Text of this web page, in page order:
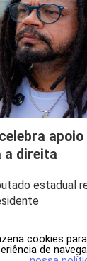
a direita
estadual
cookies
de